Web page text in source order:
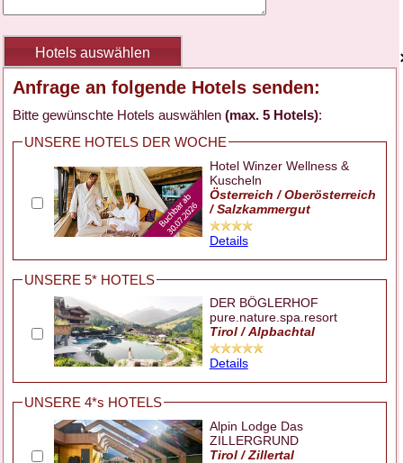
Anfrage an folgende Hotels senden:
Bitte gewünschte Hotels auswählen (max. 5 Hotels):
UNSERE HOTELS DER WOCHE
Hotel Winzer Wellness &
Kuscheln
Österreich / Oberösterreich
/ Salzkammergut
Details
UNSERE 5* HOTELS
DER BÖGLERHOF
pure.nature.spa.resort
Tirol / Alpbachtal
Details
UNSERE 4*s HOTELS
Alpin Lodge Das
ZILLERGRUND
Tirol / Zillertal